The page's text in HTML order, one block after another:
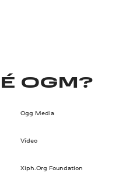
OGM?
Ogg Media
Vídeo
Xiph.Org Foundation